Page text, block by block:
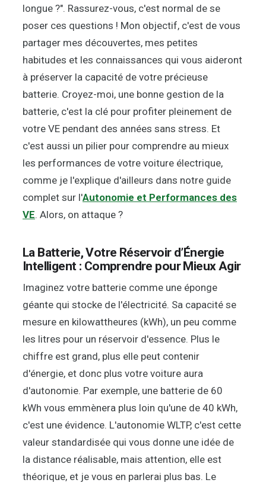
longue ?". Rassurez-vous, c'est normal de se
poser ces questions ! Mon objectif, c'est de vous
partager mes découvertes, mes petites
habitudes et les connaissances qui vous aideront
à préserver la capacité de votre précieuse
batterie. Croyez-moi, une bonne gestion de la
batterie, c'est la clé pour profiter pleinement de
votre VE pendant des années sans stress. Et
c'est aussi un pilier pour comprendre au mieux
les performances de votre voiture électrique,
comme je l'explique d'ailleurs dans notre guide
complet sur l'Autonomie et Performances des
VE. Alors, on attaque ?
La Batterie, Votre Réservoir d’Énergie
Intelligent : Comprendre pour Mieux Agir
Imaginez votre batterie comme une éponge
géante qui stocke de l'électricité. Sa capacité se
mesure en kilowattheures (kWh), un peu comme
les litres pour un réservoir d'essence. Plus le
chiffre est grand, plus elle peut contenir
d'énergie, et donc plus votre voiture aura
d'autonomie. Par exemple, une batterie de 60
kWh vous emmènera plus loin qu'une de 40 kWh,
c'est une évidence. L'autonomie WLTP, c'est cette
valeur standardisée qui vous donne une idée de
la distance réalisable, mais attention, elle est
théorique, et je vous en parlerai plus bas. Le